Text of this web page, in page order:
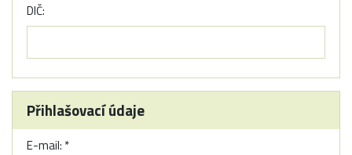
DIČ:
Přihlašovací údaje
E-mail: *